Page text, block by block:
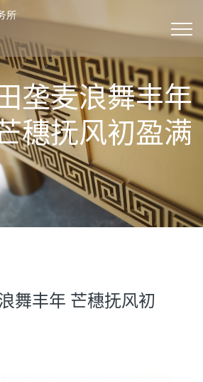
垄麦浪舞丰年
穗抚风初盈满
舞丰年 芒穗抚风初